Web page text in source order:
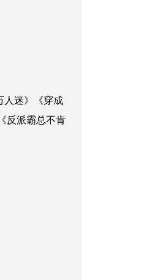
人迷》《穿成
反派霸总不肯